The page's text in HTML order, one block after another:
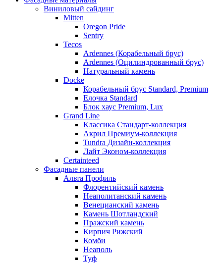
Виниловый сайдинг
Mitten
Oregon Pride
Sentry
Tecos
Ardennes (Корабельный брус)
Ardennes (Оцилиндрованный брус)
Натуральный камень
Docke
Корабельный брус Standard, Premium
Елочка Standard
Блок хаус Premium, Lux
Grand Line
Классика Стандарт-коллекция
Акрил Премиум-коллекция
Tundra Дизайн-коллекция
Лайт Эконом-коллекция
Certainteed
Фасадные панели
Альта Профиль
Флорентийский камень
Неаполитанский камень
Венецианский камень
Камень Шотландский
Пражский камень
Кирпич Рижский
Комби
Неаполь
Туф